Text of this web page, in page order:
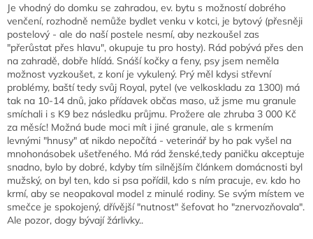
Je vhodný do domku se zahradou, ev. bytu s možností dobrého
venčení, rozhodně nemůže bydlet venku v kotci, je bytový (přesněji
postelový - ale do naší postele nesmí, aby nezkoušel zas
"přerůstat přes hlavu", okupuje tu pro hosty). Rád pobývá přes den
na zahradě, dobře hlídá. Snáší kočky a feny, psy jsem neměla
možnost vyzkoušet, z koní je vykulený. Prý měl kdysi střevní
problémy, baští tedy svůj Royal, pytel (ve velkoskladu za 1300) má
tak na 10-14 dnů, jako přídavek občas maso, už jsme mu granule
smíchali i s K9 bez následku průjmu. Prožere ale zhruba 3 000 Kč
za měsíc! Možná bude moci mít i jiné granule, ale s krmením
levnými "hnusy" ať nikdo nepočítá - veterinář by ho pak vyšel na
mnohonásobek ušetřeného. Má rád ženské,tedy paničku akceptuje
snadno, bylo by dobré, kdyby tím silnějším článkem domácnosti byl
mužský, on byl ten, kdo si psa pořídil, kdo s ním pracuje, ev. kdo ho
krmí, aby se neopakoval model z minulé rodiny. Se svým místem ve
smečce je spokojený, dřívější "nutnost" šefovat ho "znervozňovala".
Ale pozor, dogy bývají žárlivky..